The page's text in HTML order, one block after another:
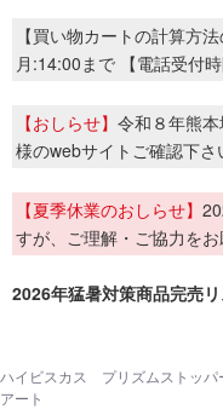
【買い物カートの計算方
月:14:00まで 【電話受付
【おしらせ】 令和８年熊
様のwebサイトご確認下さ
【夏季休業のおしらせ】
すが、ご理解・ご協力をお
2026年猛暑対策商品完売リ
ハイビスカス プリズムストッ
アート